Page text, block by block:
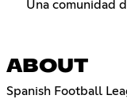
Una comunidad
ABOUT
Spanish Football